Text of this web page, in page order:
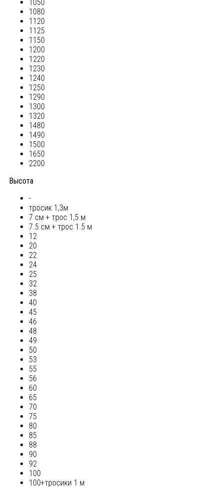
1050
1080
1120
1125
1150
1200
1220
1230
1240
1250
1290
1300
1320
1480
1490
1500
1650
2200
Высота
-
тросик 1,3м
7 см + трос 1,5 м
7.5 см + трос 1.5 м
12
20
22
24
25
32
38
40
45
46
48
49
50
53
55
56
60
65
70
75
80
85
88
90
92
100
100+тросики 1 м